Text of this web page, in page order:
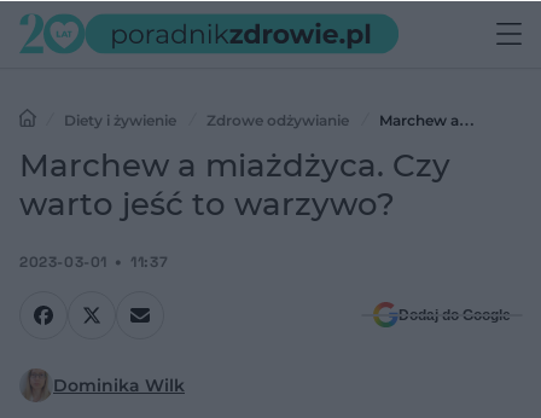
Diety i żywienie Zdrowe odżywianie
Marchew a
miażdżyca. Czy warto jeść to warzywo?
Marchew a miażdżyca. Czy
warto jeść to warzywo?
2023-03-01 11:37
Dodaj do Google
Dominika Wilk